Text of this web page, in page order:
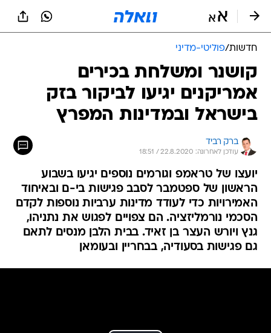
חדשות/פוליטי-מדיני
קושנר ומשלחת בכירים
אמריקנים יגיעו לביקור בזק
בישראל ובמדינות המפרץ
ברק רביד
עודכן לאחרונה: 22.8.2020 / 18:51
יועצו של טראמפ וגורמים נוספים יגיעו בשבוע
הראשון של ספטמבר לסבב פגישות בי-ם ובאיחוד
האמירויות כדי לעודד מדינות ערביות נוספות לקדם
הסכמי נורמליזציה. הם צפויים לפגוש את נתניהו,
גנץ ויורש העצר בן זאיד. בבית הלבן מנסים לתאם
גם פגישות בסעודיה, בבחריין ובעומאן